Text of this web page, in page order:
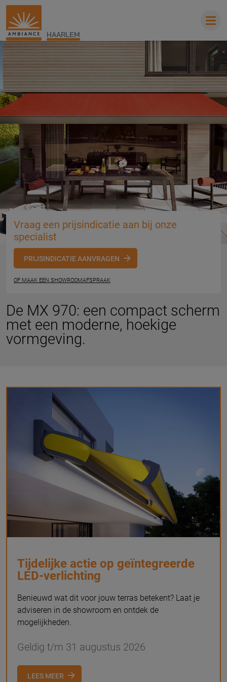
HAARLEM
Vraag een prijsindicatie aan bij onze
specialist
PRIJSINDICATIE AANVRAGEN
OF MAAK EEN SHOWROOMAFSPRAAK
De MX 970: een compact scherm
met een moderne, hoekige
vormgeving.
Tijdelijke actie op geïntegreerde
LED-verlichting
Benieuwd wat dit voor jouw terras betekent? Laat je
adviseren in de showroom en ontdek de
mogelijkheden.
Geldig t/m 31 augustus 2026
LEES MEER